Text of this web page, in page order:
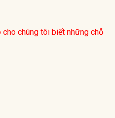
chúng tôi biết những chỗ